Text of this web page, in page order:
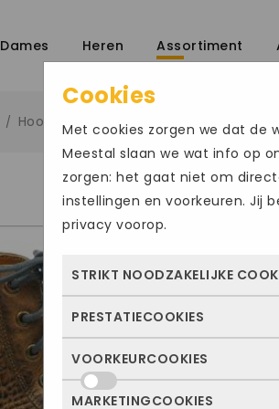
Dames Heren Assortiment
/ Hoog sportief /
Cookies
Met cookies zorgen we dat de
Meestal slaan we wat info op
zorgen: het gaat niet om
instellingen en voorkeuren. Jij
privacy voorop.
STRIKT NOODZAKELIJKE
Deze cookies zorgen ervoor
dus altijd actief en kunnen
alleen geplaatst als jij iets
of je privacyvoorkeuren
PRESTATIECOOKIES
Met deze cookies zien we
bezoekers vandaan komen
VOORKEURCOOKIES
MARKETINGCOOKIES